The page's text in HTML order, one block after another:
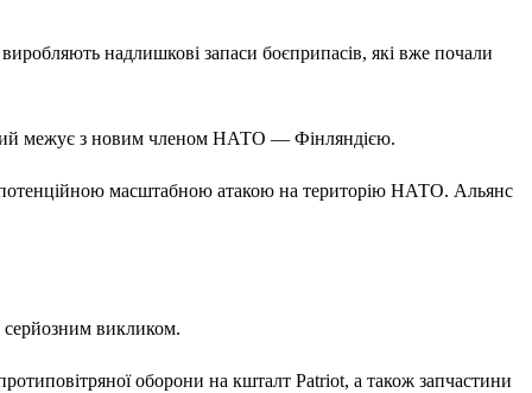
надлишкові запаси боєприпасів, які вже почали
межує з новим членом НАТО — Фінляндією.
масштабною атакою на територію НАТО. Альянс
серйозним викликом.
оборони на кшталт Patriot, а також запчастини